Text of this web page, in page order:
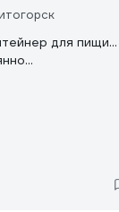
для пищи...